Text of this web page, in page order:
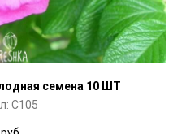
семена 10 ШТ
C105